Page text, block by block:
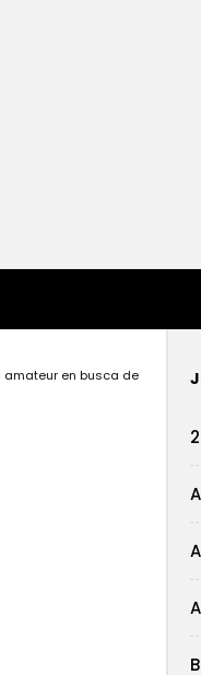
en busca de